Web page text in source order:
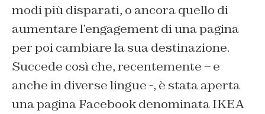
modi più disparati, o ancora quello di
aumentare l’engagement di una pagina
per poi cambiare la sua destinazione.
Succede così che, recentemente – e
anche in diverse lingue -, è stata aperta
una pagina Facebook denominata IKEA